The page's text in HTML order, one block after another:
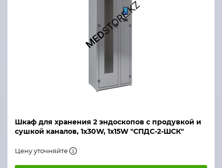
Шкаф для хранения 2 эндоскопов с продувкой и
сушкой каналов, 1х30W, 1х15W "СПДС-2-ШСК"
Цену уточняйте